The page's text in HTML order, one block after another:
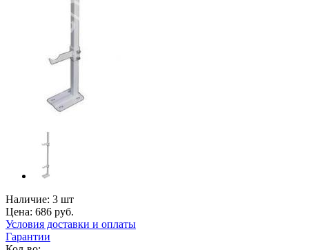
Наличие: 3 шт
Цена: 686 руб.
Условия доставки и оплаты
Гарантии